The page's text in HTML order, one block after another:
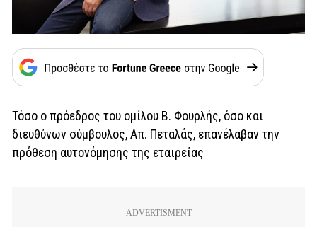
Τόσο ο πρόεδρος του ομίλου Β. Φουρλής, όσο και
διευθύνων σύμβουλος, Απ. Πεταλάς, επανέλαβαν την
πρόθεση αυτονόμησης της εταιρείας